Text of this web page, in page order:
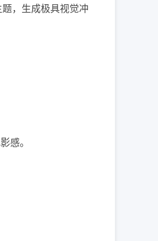
，生成极具视觉冲
感。